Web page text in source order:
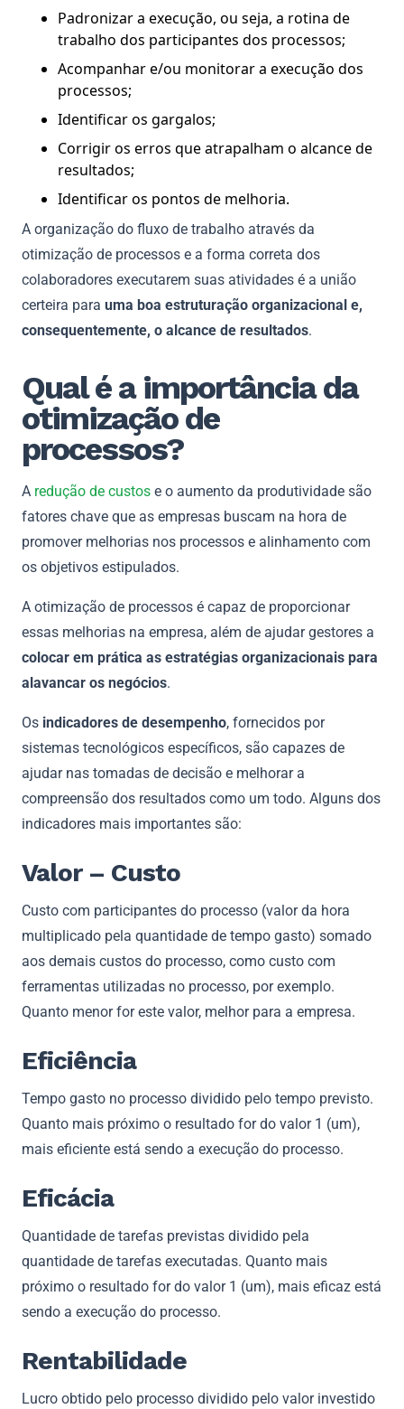
Padronizar a execução, ou seja, a rotina de
trabalho dos participantes dos processos;
Acompanhar e/ou monitorar a execução dos
processos;
Identificar os gargalos;
Corrigir os erros que atrapalham o alcance de
resultados;
Identificar os pontos de melhoria.
A organização do fluxo de trabalho através da
otimização de processos e a forma correta dos
colaboradores executarem suas atividades é a união
certeira para uma boa estruturação organizacional e,
consequentemente, o alcance de resultados.
Qual é a importância da
otimização de
processos?
A redução de custos e o aumento da produtividade são
fatores chave que as empresas buscam na hora de
promover melhorias nos processos e alinhamento com
os objetivos estipulados.
A otimização de processos é capaz de proporcionar
essas melhorias na empresa, além de ajudar gestores a
colocar em prática as estratégias organizacionais para
alavancar os negócios.
Os indicadores de desempenho, fornecidos por
sistemas tecnológicos específicos, são capazes de
ajudar nas tomadas de decisão e melhorar a
compreensão dos resultados como um todo. Alguns dos
indicadores mais importantes são:
Valor – Custo
Custo com participantes do processo (valor da hora
multiplicado pela quantidade de tempo gasto) somado
aos demais custos do processo, como custo com
ferramentas utilizadas no processo, por exemplo.
Quanto menor for este valor, melhor para a empresa.
Eficiência
Tempo gasto no processo dividido pelo tempo previsto.
Quanto mais próximo o resultado for do valor 1 (um),
mais eficiente está sendo a execução do processo.
Eficácia
Quantidade de tarefas previstas dividido pela
quantidade de tarefas executadas. Quanto mais
próximo o resultado for do valor 1 (um), mais eficaz está
sendo a execução do processo.
Rentabilidade
Lucro obtido pelo processo dividido pelo valor investido